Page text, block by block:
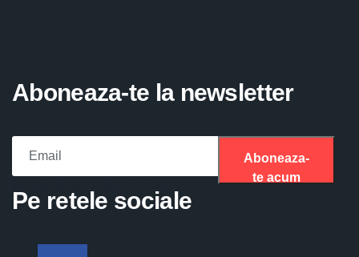
Aboneaza-te la newsletter
Aboneaza-
te acum
Pe retele sociale